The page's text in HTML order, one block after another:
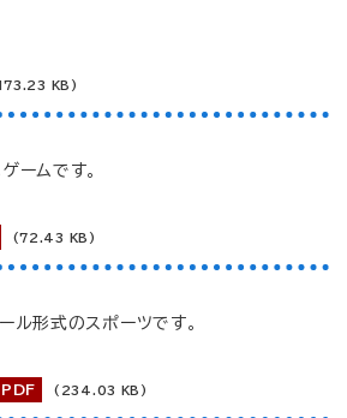
KB)
ームです。
(72.43 KB)
ル形式のスポーツです。
PDF (234.03 KB)